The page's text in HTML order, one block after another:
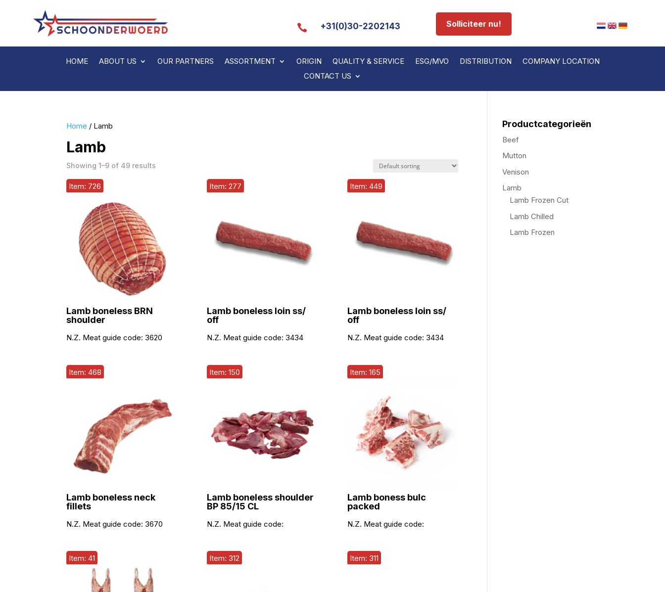
 +31(0)30-2202143 Solliciteer nu!
HOME ABOUT US OUR PARTNERS ASSORTMENT ORIGIN QUALITY & SERVICE ESG/MVO DISTRIBUTION
COMPANY LOCATION
CONTACT US
Home / Lamb
Lamb
Showing 1–9 of 49 results
Item: 726
Lamb boneless BRN
shoulder
N.Z. Meat guide code: 3620
Item: 277
Lamb boneless loin ss/
off
N.Z. Meat guide code: 3434
Item: 449
Lamb boneless loin ss/
off
N.Z. Meat guide code: 3434
Item: 468
Lamb boneless neck
fillets
N.Z. Meat guide code: 3670
Item: 150
Lamb boneless shoulder
BP 85/15 CL
N.Z. Meat guide code:
Item: 165
Lamb boness bulc
packed
N.Z. Meat guide code:
Item: 41 Item: 312 Item: 311
Productcategorieën
Beef
Mutton
Venison
Lamb
Lamb Frozen Cut
Lamb Chilled
Lamb Frozen